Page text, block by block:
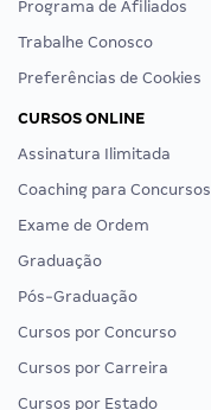
Programa de Afiliados
Trabalhe Conosco
Preferências de Cookies
CURSOS ONLINE
Assinatura Ilimitada
Coaching para Concursos
Exame de Ordem
Graduação
Pós-Graduação
Cursos por Concurso
Cursos por Carreira
Cursos por Estado